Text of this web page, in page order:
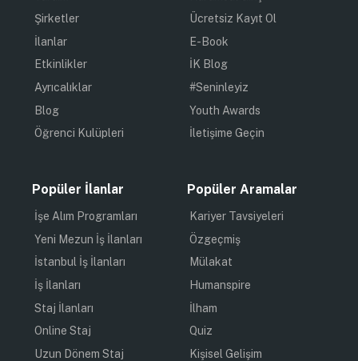
Şirketler
İlanlar
Etkinlikler
Ayrıcalıklar
Blog
Öğrenci Kulüpleri
Ücretsiz Kayıt Ol
E-Book
İK Blog
#Seninleyiz
Youth Awards
İletişime Geçin
Popüler İlanlar
İşe Alım Programları
Yeni Mezun İş İlanları
İstanbul İş İlanları
İş İlanları
Staj İlanları
Online Staj
Uzun Dönem Staj
Popüler Aramalar
Kariyer Tavsiyeleri
Özgeçmiş
Mülakat
Humanspire
İlham
Quiz
Kişisel Gelişim